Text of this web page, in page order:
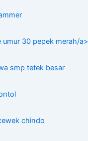
30 pepek merah/a>
smp tetek besar
chindo